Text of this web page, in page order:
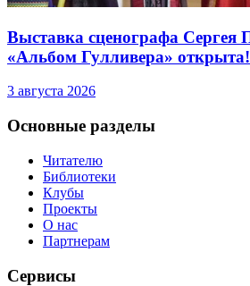
Выставка сценографа Сергея
«Альбом Гулливера» открыта!
3 августа 2026
Основные разделы
Читателю
Библиотеки
Клубы
Проекты
О нас
Партнерам
Сервисы